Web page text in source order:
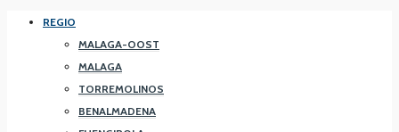
REGIO
MALAGA-OOST
MALAGA
TORREMOLINOS
BENALMADENA